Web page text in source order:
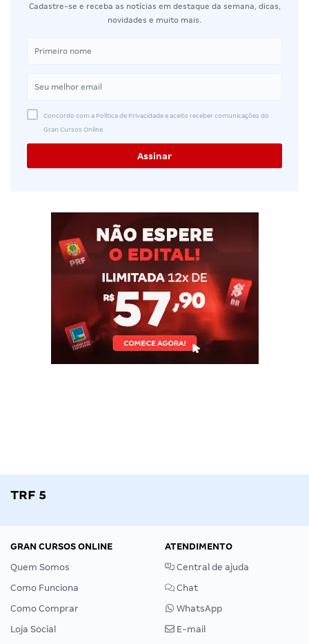
Cadastre-se e receba as notícias em destaque da semana, dicas,
novidades e muito mais.
Concordo com a Política de Privacidade e aceito receber comunicações do
Gran Cursos Online.
TRF 5
GRAN CURSOS ONLINE
Quem Somos
Como Funciona
Como Comprar
Loja Social
ATENDIMENTO
Central de ajuda
Chat
WhatsApp
E-mail